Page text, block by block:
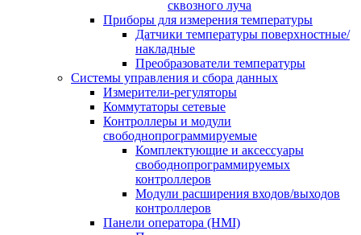
сквозного луча
Приборы для измерения температуры
Датчики температуры поверхностные/
накладные
Преобразователи температуры
Системы управления и сбора данных
Измерители-регуляторы
Коммутаторы сетевые
Контроллеры и модули
свободнопрограммируемые
Комплектующие и аксессуары
свободнопрограммируемых
контроллеров
Модули расширения входов/выходов
контроллеров
Панели оператора (HMI)